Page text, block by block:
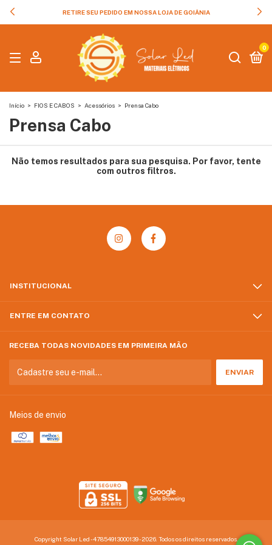
RETIRE SEU PEDIDO EM NOSSA LOJA DE GOIÂNIA
0
Início > FIOS E CABOS > Acessórios > Prensa Cabo
Prensa Cabo
Não temos resultados para sua pesquisa. Por favor, tente
com outros filtros.
INSTITUCIONAL
ENTRE EM CONTATO
RECEBA TODAS NOVIDADES EM PRIMEIRA MÃO
Meios de envio
Copyright Solar Led - 47854913000139 - 2026. Todos os direitos reservados.